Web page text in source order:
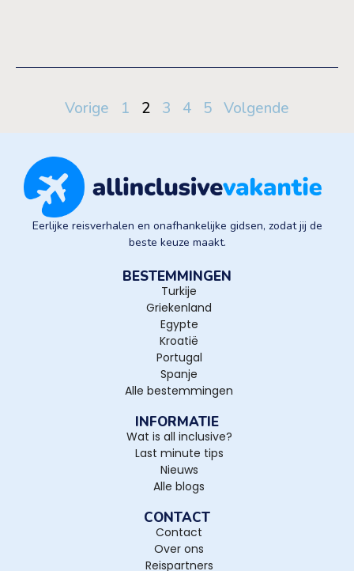
Vorige 1 2 3 4 5 Volgende
Eerlijke reisverhalen en onafhankelijke gidsen, zodat jij de
beste keuze maakt.
BESTEMMINGEN
Turkije
Griekenland
Egypte
Kroatië
Portugal
Spanje
Alle bestemmingen
INFORMATIE
Wat is all inclusive?
Last minute tips
Nieuws
Alle blogs
CONTACT
Contact
Over ons
Reispartners